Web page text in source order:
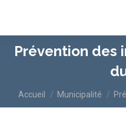
Prévention des
Vous êtes ici :
Accueil Municipalité